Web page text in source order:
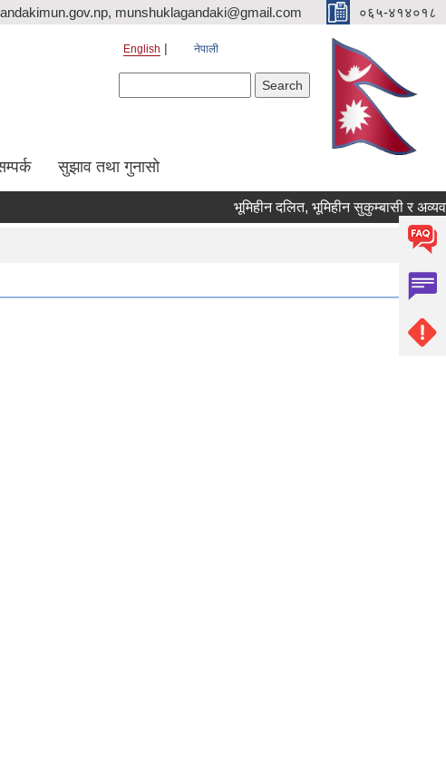
munshuklagandaki@gmail.com ०६५-४१४०१८
English नेपाली
सुझाव तथा गुनासो
भूमिहीन दलित, भूमिहीन सुकुम्बासी र